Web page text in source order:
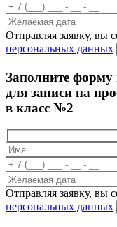
Отправляя заявку, вы
персональных данных
Заполните форму
для записи на
в класс №2
Отправляя заявку, вы
персональных данных